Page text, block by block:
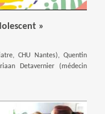
»
CHU Nantes), Quentin
Detavernier (médecin